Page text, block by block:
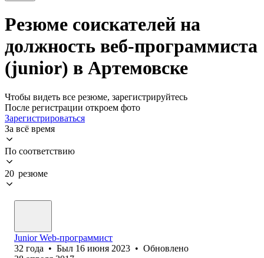
Резюме соискателей на
должность веб-программиста
(junior) в Артемовске
Чтобы видеть все резюме, зарегистрируйтесь
После регистрации откроем фото
Зарегистрироваться
За всё время
По соответствию
20 резюме
Junior Web-программист
32 года • Был 16 июня 2023 • Обновлено